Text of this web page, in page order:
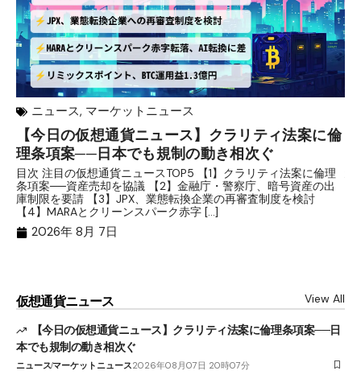
ニュース, マーケットニュース
【今日の仮想通貨ニュース】クラリティ法案に倫
理条項案──日本でも規制の動き相次ぐ
目次 注目の仮想通貨ニュースTOP5 【1】クラリティ法案に倫理
条項案──資産売却を協議 【2】金融庁・警察庁、暗号資産の出
庫制限を要請 【3】JPX、業態転換企業の再審査制度を検討
【4】MARAとクリーンスパーク赤字 […]
2026年 8月 7日
仮想通貨ニュース View All
【今日の仮想通貨ニュース】クラリティ法案に倫理条項案──日
本でも規制の動き相次ぐ
ニュースマーケットニュース2026年08月07日 20時07分